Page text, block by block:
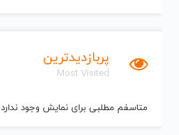
پربازدیدترین
Most Visited
متاسفم مطلبی برای نمایش وجود ندارد